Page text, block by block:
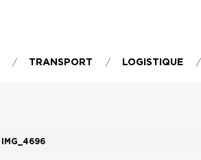
TRANSPORT LOGISTIQUE
IMG_4696